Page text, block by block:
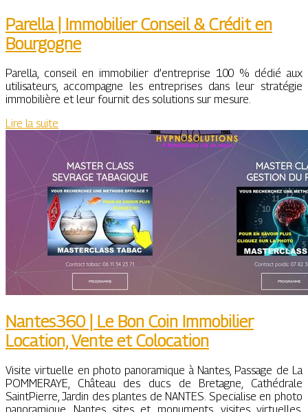
Parella | Immobilier Conseil & Crédit en
Bourgogne
Parella, conseil en immobilier d’entreprise 100 % dédié aux
utilisateurs, accompagne les entreprises dans leur stratégie
immobilière et leur fournit des solutions sur mesure.
Lire la suite
Nantes360 | Le Bon Coin Immobilier
Location, Vente et Colocation
Visite virtuelle en photo panoramique à Nantes, Passage de La
POMMERAYE, Château des ducs de Bretagne, Cathédrale
SaintPierre, Jardin des plantes de NANTES. Specialise en photo